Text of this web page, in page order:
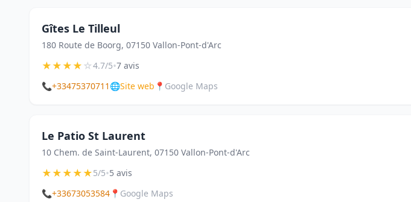
Gîtes Le Tilleul
180 Route de Boorg, 07150 Vallon-Pont-d'Arc
★★★★☆4.7/5•7 avis
📞+33475370711 🌐Site web 📍 Google Maps
Le Patio St Laurent
10 Chem. de Saint-Laurent, 07150 Vallon-Pont-d'Arc
★★★★★5/5•5 avis
📞+33673053584 📍 Google Maps